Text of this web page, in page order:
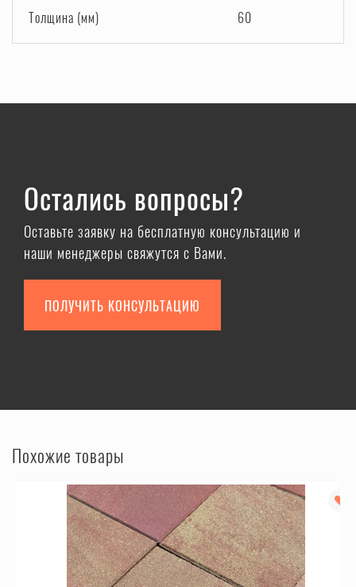
Толщина (мм) 60
Остались вопросы?
Оставьте заявку на бесплатную консультацию и
наши менеджеры свяжутся с Вами.
ПОЛУЧИТЬ КОНСУЛЬТАЦИЮ
Похожие товары